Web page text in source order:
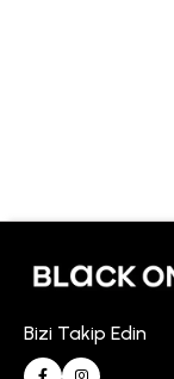
Bizi Takip Edin